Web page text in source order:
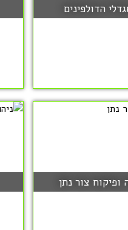
הדולפינים
ופיקוח צור נתן